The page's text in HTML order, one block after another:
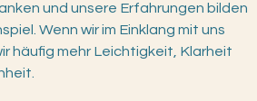
und unsere Erfahrungen bilden
Wenn wir im Einklang mit uns
häufig mehr Leichtigkeit, Klarheit